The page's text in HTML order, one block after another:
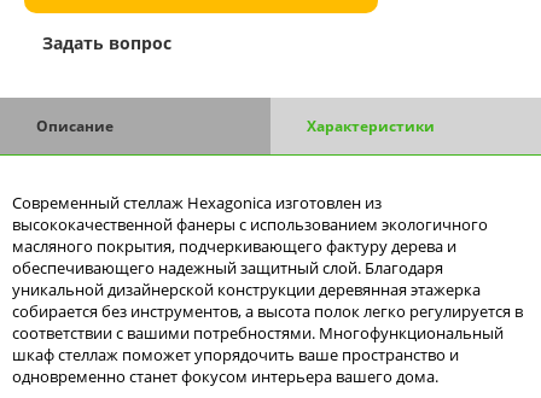
Задать вопрос
Описание Характеристики
Современный стеллаж Hexagonica изготовлен из
высококачественной фанеры с использованием экологичного
масляного покрытия, подчеркивающего фактуру дерева и
обеспечивающего надежный защитный слой. Благодаря
уникальной дизайнерской конструкции деревянная этажерка
собирается без инструментов, а высота полок легко регулируется в
соответствии с вашими потребностями. Многофункциональный
шкаф стеллаж поможет упорядочить ваше пространство и
одновременно станет фокусом интерьера вашего дома.